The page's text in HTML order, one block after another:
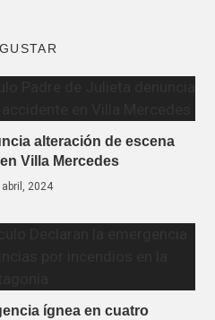
alteración de escena
Villa Mercedes
abril, 2024
ígnea en cuatro